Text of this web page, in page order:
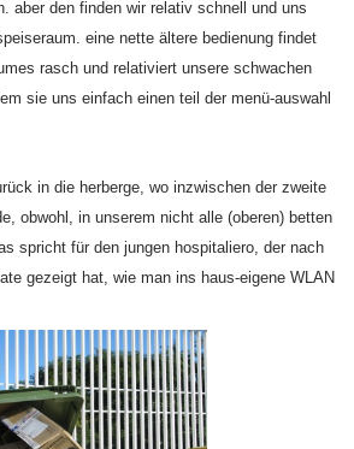
aber den finden wir relativ schnell und uns
eine nette ältere bedienung findet
rasch und relativiert unsere schwachen
sie uns einfach einen teil der menü-auswahl
in die herberge, wo inzwischen der zweite
obwohl, in unserem nicht alle (oberen) betten
spricht für den jungen hospitaliero, der nach
gezeigt hat, wie man ins haus-eigene WLAN